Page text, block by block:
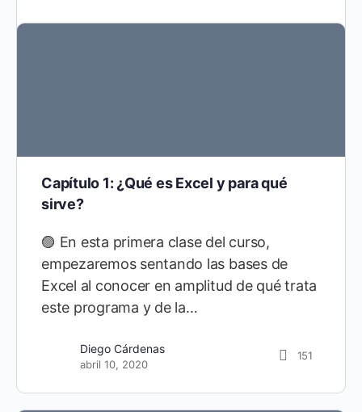
septiembre 10, 2021
Capítulo 1: ¿Qué es Excel y para qué
sirve?
🟣 En esta primera clase del curso,
empezaremos sentando las bases de
Excel al conocer en amplitud de qué trata
este programa y de la…
Diego Cárdenas
abril 10, 2020
151